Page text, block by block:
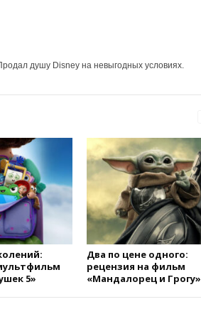
душу Disney на невыгодных условиях.
5»
Два по цене одного:
рецензия на фильм
«Мандалорец и Грогу»